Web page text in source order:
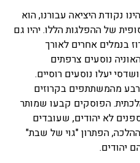
נקודת היציאה עבורנו, הוא
של ההפלגות הללו. יהיו גם
בנמלים אחרים לאורך
נוסעים צרפתים
יעלו נוסעים רוסיים.
מהמשתתפים בקרוזים
הפוסקים קבעו שמותר
לא יהודים, שעובדים
הפתרון "גוי של שבת"
יהודים.